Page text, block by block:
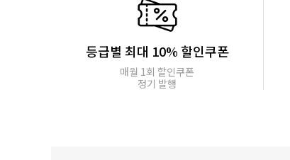
등급별 최대 10% 할인쿠폰
매월 1회 할인쿠폰
정기 발행